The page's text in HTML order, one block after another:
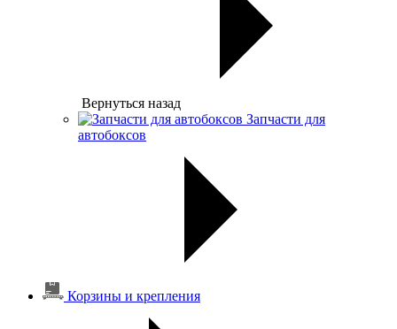
Вернуться назад
Запчасти для
автобоксов
Корзины и крепления